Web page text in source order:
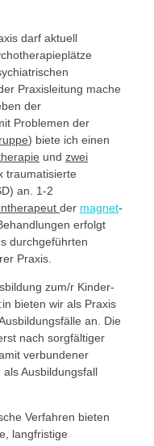
darf aktuell
Praxisleitung mache
der
Problemen der
) biete ich einen
und zwei
traumatisierte
an. 1-2
der magnet-
erfolgt
durchgeführten
Praxis.
zum/r Kinder-
bieten wir als Praxis
an. Die
nach sorgfältiger
verbundener
Ausbildungsfall
Verfahren bieten
langfristige